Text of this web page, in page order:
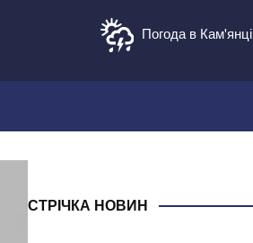
Погода в Кам'янці
СТРІЧКА НОВИН